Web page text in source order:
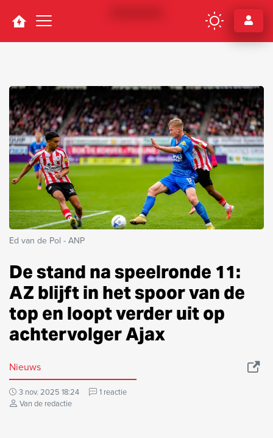
Navigation
Ed van de Pol - ANP
De stand na speelronde 11:
AZ blijft in het spoor van de
top en loopt verder uit op
achtervolger Ajax
Nieuws
3 nov. 2025 18:24
1 reactie
Van de redactie